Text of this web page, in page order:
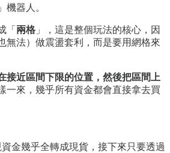
」機器人。
「 兩格 」，這是整個玩法的核心，因
無法）做震盪套利，而是要用網格來
接近區間下限的位置，然後把區間上
一來，幾乎所有資金都會直接拿去買
金幾乎全轉成現貨，接下來只要透過